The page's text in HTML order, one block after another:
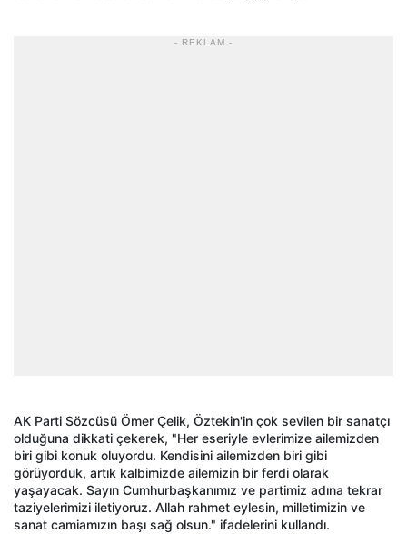
- REKLAM -
AK Parti Sözcüsü Ömer Çelik, Öztekin'in çok sevilen bir sanatçı
olduğuna dikkati çekerek, "Her eseriyle evlerimize ailemizden
biri gibi konuk oluyordu. Kendisini ailemizden biri gibi
görüyorduk, artık kalbimizde ailemizin bir ferdi olarak
yaşayacak. Sayın Cumhurbaşkanımız ve partimiz adına tekrar
taziyelerimizi iletiyoruz. Allah rahmet eylesin, milletimizin ve
sanat camiamızın başı sağ olsun." ifadelerini kullandı.